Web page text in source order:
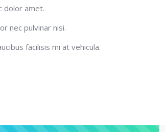
dolor amet.
nec pulvinar nisi.
facilisis mi at vehicula.